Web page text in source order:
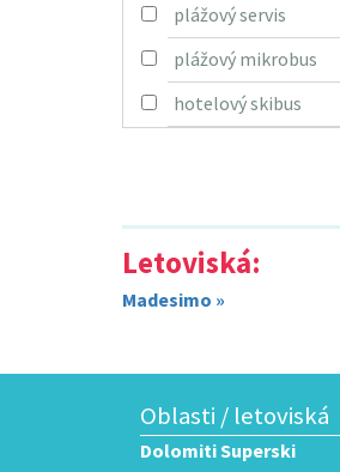
plážový servis
plážový mikrobus
hotelový skibus
Letoviská:
Madesimo »
Oblasti / letoviská
Dolomiti Superski